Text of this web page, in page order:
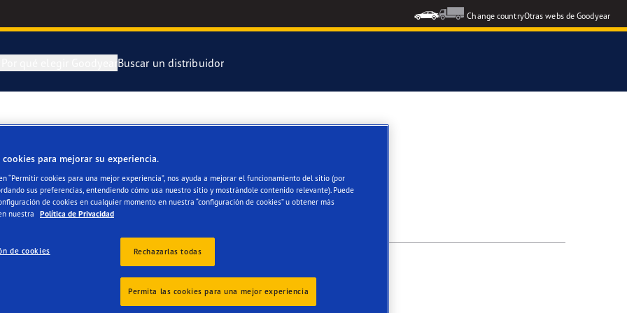
Change countryOtras webs de Goodyear
y cambia tus neumáticos
de tus neumáticos
Que Cuentan
Performance 3
4Seasons Gen-3
EfficientGrip Performance 2
Neumático Oficial del Grupo Aramón
Neumáticos Goodyear Eagle
Buscar un distribuidor
SL
para mejorar su experiencia.
“Permitir cookies para una mejor experiencia”, nos ayuda a mejorar el funcionamiento del sitio (por
sus preferencias, entendiendo cómo usa nuestro sitio y mostrándole contenido relevante). Puede
de cookies en cualquier momento en nuestra “configuración de cookies” u obtener más
nuestra
Política de Privacidad
de cookies Rechazarlas todas
Permita las cookies para una mejor experiencia